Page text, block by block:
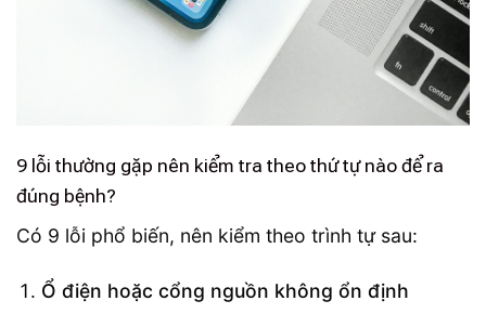
9 lỗi thường gặp nên kiểm tra theo thứ tự nào để ra
đúng bệnh?
Có 9 lỗi phổ biến, nên kiểm theo trình tự sau:
Ổ điện hoặc cổng nguồn không ổn định